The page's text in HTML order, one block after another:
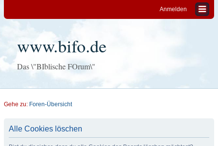
Anmelden
www.bifo.de
Das \"BIblische FOrum\"
Gehe zu: Foren-Übersicht
Alle Cookies löschen